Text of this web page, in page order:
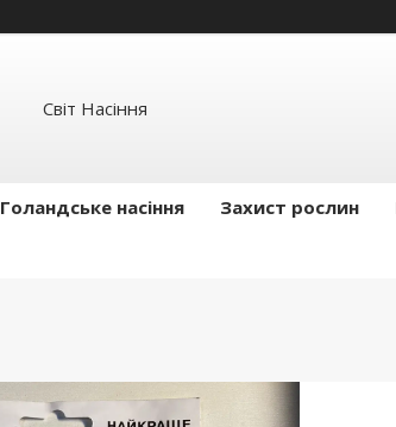
Світ Насіння
Голандське насіння Захист рослин